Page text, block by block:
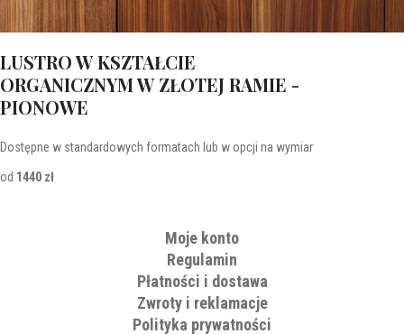
LUSTRO W KSZTAŁCIE
ORGANICZNYM W ZŁOTEJ RAMIE -
PIONOWE
Dostępne w standardowych formatach lub w opcji na wymiar
od 1440 zł
Moje konto
Regulamin
Płatności i dostawa
Zwroty i reklamacje
Polityka prywatności